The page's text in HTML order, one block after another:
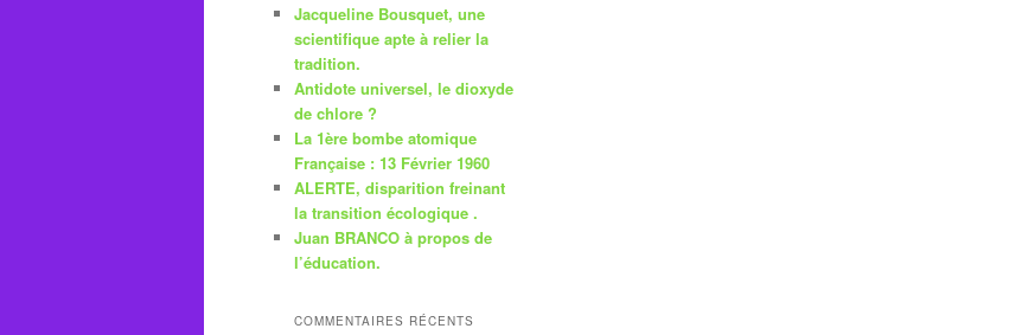
r
c
h
e
Jacqueline Bousquet, une
scientifique apte à relier la
tradition.
Antidote universel, le dioxyde
de chlore ?
La 1ère bombe atomique
Française : 13 Février 1960
ALERTE, disparition freinant
la transition écologique .
Juan BRANCO à propos de
l’éducation.
COMMENTAIRES RÉCENTS